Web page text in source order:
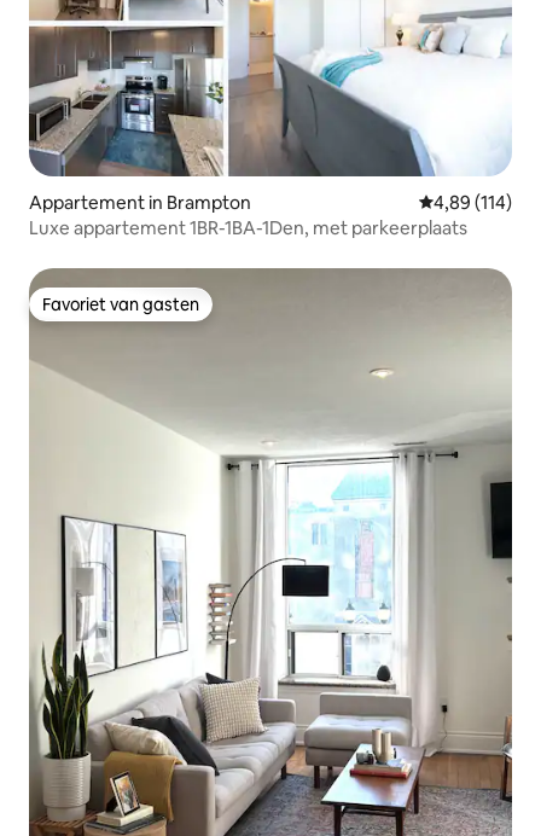
Appartement in Brampton Gemiddelde
4,89 (114)
Luxe appartement 1BR-1BA-1Den, met parkeerplaats
Favoriet van gasten
Favoriet van gasten